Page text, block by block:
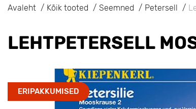
Avaleht Kõik tooted Seemned Petersell
LEHTPETERSELL
ERIPAKKUMISED